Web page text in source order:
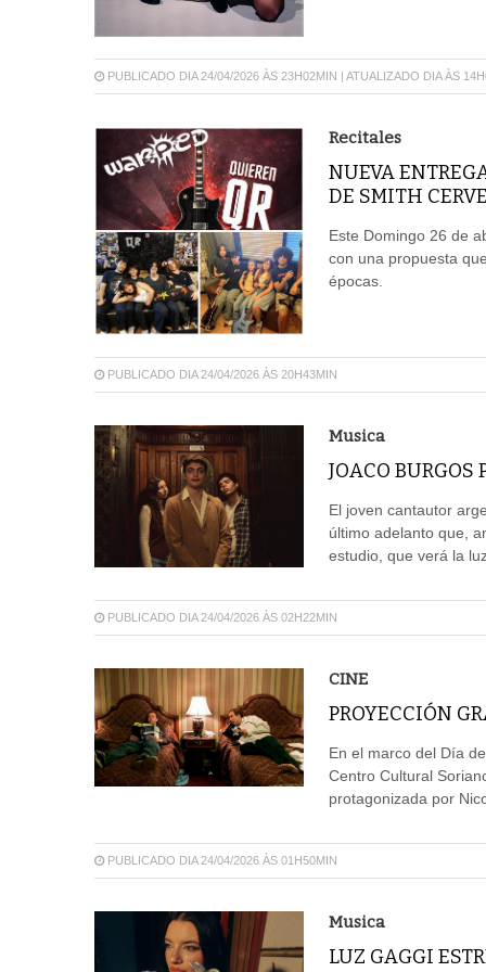
PUBLICADO DIA 24/04/2026 ÀS 23H02MIN | ATUALIZADO DIA ÀS
Recitales
NUEVA
DE SMITH
Este Domingo 26 de
con una propuesta
épocas.
PUBLICADO DIA 24/04/2026 ÀS 20H43MIN
Musica
JOACO BURGOS
El joven cantautor
último adelanto que,
estudio, que verá la
PUBLICADO DIA 24/04/2026 ÀS 02H22MIN
CINE
PROYECCIÓN
En el marco del Día
Centro Cultural
protagonizada por
PUBLICADO DIA 24/04/2026 ÀS 01H50MIN
Musica
LUZ GAGGI